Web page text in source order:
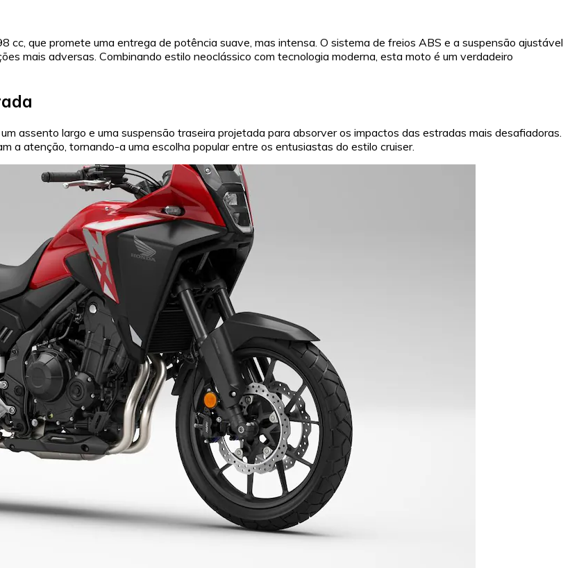
que promete uma entrega de potência suave, mas intensa. O sistema de freios ABS e a suspensão ajustável
mais adversas. Combinando estilo neoclássico com tecnologia moderna, esta moto é um verdadeiro
assento largo e uma suspensão traseira projetada para absorver os impactos das estradas mais desafiadoras.
a atenção, tornando-a uma escolha popular entre os entusiastas do estilo cruiser.